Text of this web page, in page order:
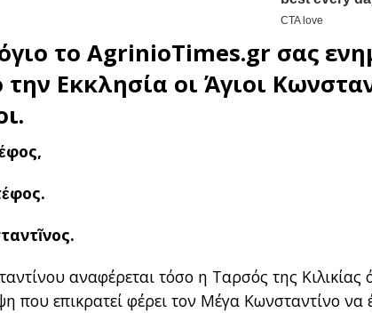
τοAgrinioTimes.gr σας
Εκκλησία οιΆγιοι
.
αναφέρεται τόσο η Ταρσός της Κιλικίας
επικρατεί φέρει τον Μέγα Κωνσταντίνο να